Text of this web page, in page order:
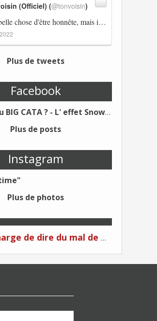
“C'est une belle chose d'être honnête, mais il est également important d'avoir raison.” Winston Churchill Réplico…
(Officiel) (@tonvoisin)
Plus de tweets
Facebook
Big data ou BIG CATA ? - L' effet Snowden - Editions Kawa - Un Éditeur différent !
Plus de posts
Instagram
Plus de photos
mal de moi... Quand on me critique... C'est du plagiat ! "